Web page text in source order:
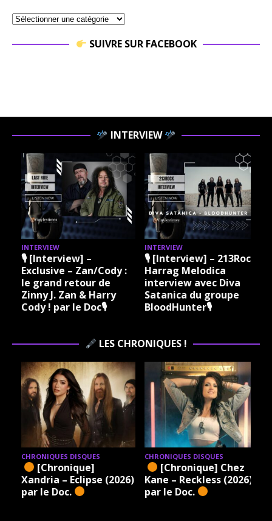
SUIVRE SUR FACEBOOK
INTERVIEW
INTERVIEW
🎙 [Interview] –
Exclusive – Zan/Cody :
le grand retour de
Zinny J. Zan & Harry
Cody ! par le Doc🎙
INTERVIEW
🎙 [Interview] – 213Rock
Harrag Melodica
interview avec Diva
Satanica du groupe
BloodHunter🎙
LES CHRONIQUES !
CHRONIQUES DISQUES
[Chronique]
Xandria – Eclipse (2026)
par le Doc.
CHRONIQUES DISQUES
[Chronique] Chez
Kane – Reckless (2026)
par le Doc.